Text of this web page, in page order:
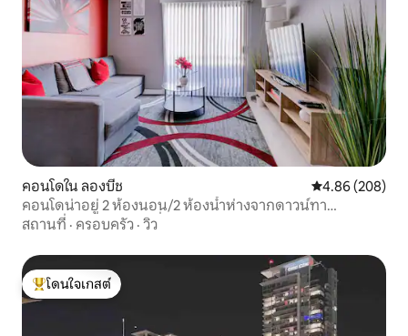
คอนโดใน ลองบีช คะแนนเฉลี่ย
4.86 (208)
คอนโดน่าอยู่ 2 ห้องนอน/2 ห้องน้ำห่างจากดาวน์ทา
วน์ลอว์เวลล์บีชเพียงไม่กี่นาที
สถานที่ · ครอบครัว · วิว
โดนใจเกสต์ที่สุด
โดนใจเกสต์